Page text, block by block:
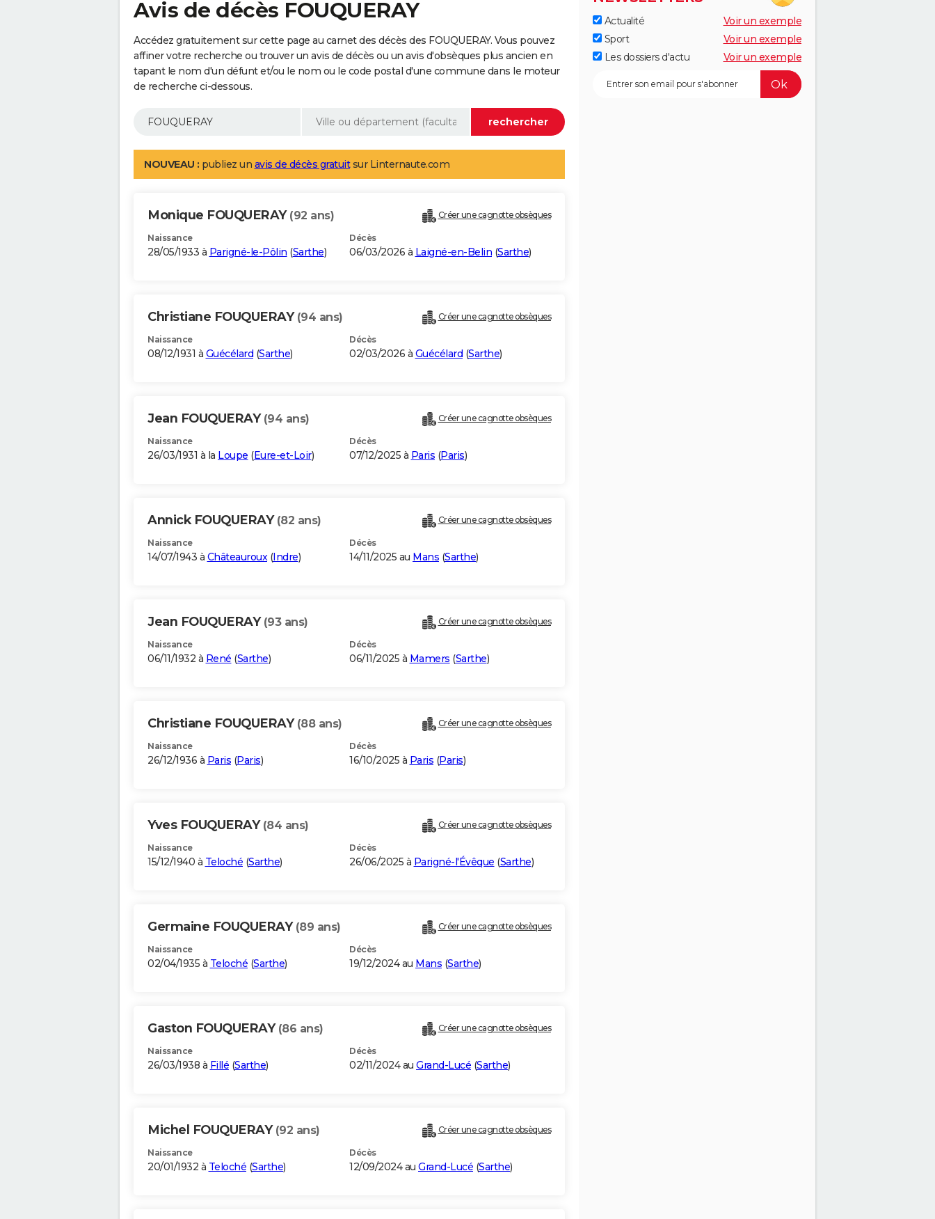
Avis de décès FOUQUERAY
Accédez gratuitement sur cette page au carnet des décès des FOUQUERAY. Vous pouvez
affiner votre recherche ou trouver un avis de décès ou un avis d'obsèques plus ancien en
tapant le nom d'un défunt et/ou le nom ou le code postal d'une commune dans le moteur
de recherche ci-dessous.
NOUVEAU : publiez un avis de décès gratuitsur Linternaute.com
Monique FOUQUERAY (92 ans) Créer une cagnotte obsèques
Naissance
28/05/1933 à Parigné-le-Pôlin (Sarthe)
Décès
06/03/2026 à Laigné-en-Belin (Sarthe)
Christiane FOUQUERAY (94 ans) Créer une cagnotte obsèques
Naissance
08/12/1931 à Guécélard (Sarthe)
Décès
02/03/2026 à Guécélard (Sarthe)
Jean FOUQUERAY (94 ans) Créer une cagnotte obsèques
Naissance
26/03/1931 à la Loupe (Eure-et-Loir)
Décès
07/12/2025 à Paris (Paris)
Annick FOUQUERAY (82 ans) Créer une cagnotte obsèques
Naissance
14/07/1943 à Châteauroux(Indre)
Décès
14/11/2025 au Mans (Sarthe)
Jean FOUQUERAY (93 ans) Créer une cagnotte obsèques
Naissance
06/11/1932 à René (Sarthe)
Décès
06/11/2025 à Mamers (Sarthe)
Christiane FOUQUERAY (88 ans) Créer une cagnotte obsèques
Naissance
26/12/1936 à Paris (Paris)
Décès
16/10/2025 à Paris (Paris)
Yves FOUQUERAY (84 ans) Créer une cagnotte obsèques
Naissance
15/12/1940 à Teloché (Sarthe)
Décès
26/06/2025 à Parigné-l'Évêque (Sarthe)
Germaine FOUQUERAY (89 ans) Créer une cagnotte obsèques
Naissance
02/04/1935 à Teloché (Sarthe)
Décès
19/12/2024 au Mans (Sarthe)
Gaston FOUQUERAY (86 ans) Créer une cagnotte obsèques
Naissance
26/03/1938 à Fillé (Sarthe)
Décès
02/11/2024 au Grand-Lucé (Sarthe)
Michel FOUQUERAY (92 ans) Créer une cagnotte obsèques
Naissance
20/01/1932 à Teloché (Sarthe)
Décès
12/09/2024 au Grand-Lucé (Sarthe)
Actualité
Voir un exemple
Sport
Voir un exemple
Les dossiers d'actu
Voir un exemple